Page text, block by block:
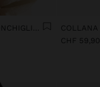
CHF 59,90